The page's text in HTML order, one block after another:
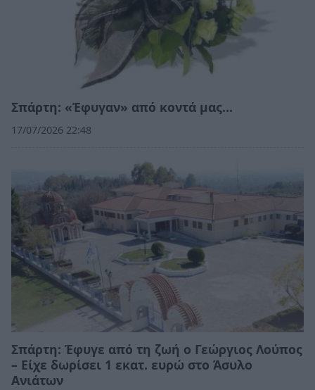
Σπάρτη: «Έφυγαν» από κοντά μας…
17/07/2026 22:48
Σπάρτη: Έφυγε από τη ζωή ο Γεώργιος Λούπος
– Είχε δωρίσει 1 εκατ. ευρώ στο Άσυλο
Ανιάτων